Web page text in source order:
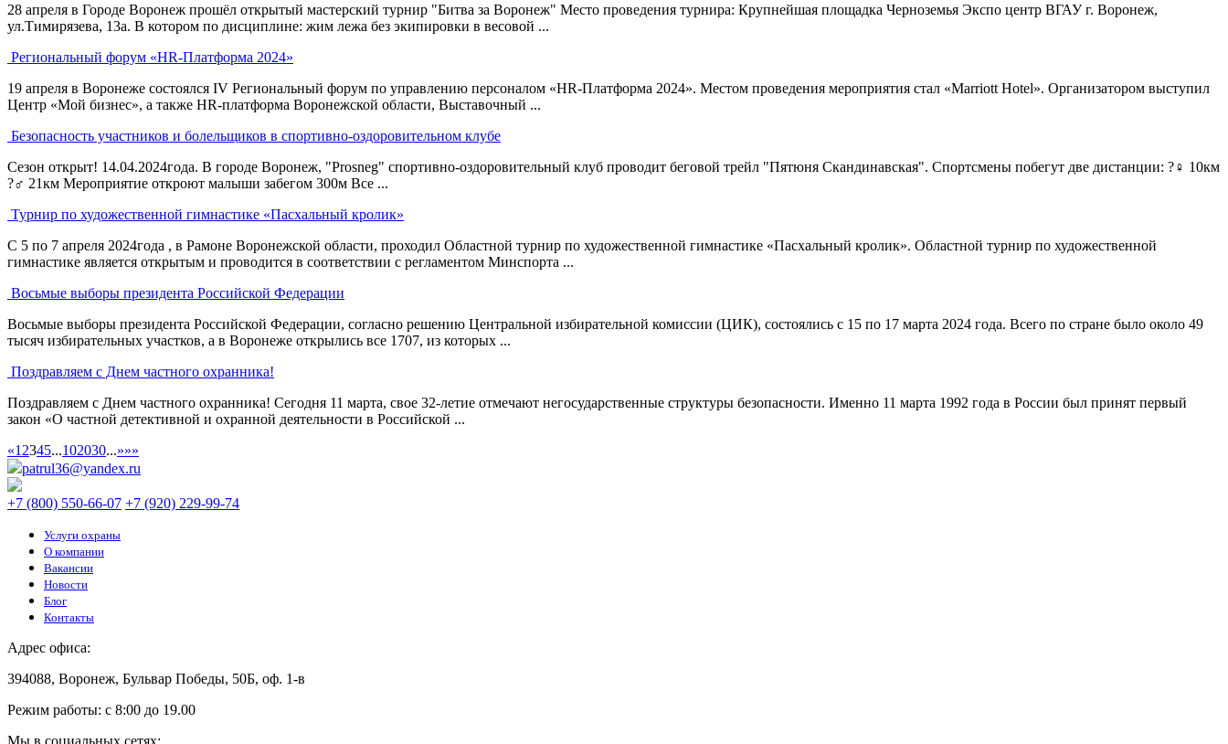
28 апреля в Городе Воронеж прошёл открытый мастерский турнир "Битва за Воронеж" Место проведения турнира: Крупнейшая площадка Черноземья Экспо центр ВГАУ г. Воронеж,
ул.Тимирязева, 13а. В котором по дисциплине: жим лежа без экипировки в весовой ...
Региональный форум «HR-Платформа 2024»
19 апреля в Воронеже состоялся IV Региональный форум по управлению персоналом «HR-Платформа 2024». Местом проведения мероприятия стал «Marriott Hotel». Организатором выступил
Центр «Мой бизнес», а также HR-платформа Воронежской области, Выставочный ...
Безопасность участников и болельщиков в спортивно-оздоровительном клубе
Сезон открыт! 14.04.2024года. В городе Воронеж, "Prosneg" спортивно-оздоровительный клуб проводит беговой трейл "Пятюня Скандинавская". Спортсмены побегут две дистанции: ?‍♀ 10км
?‍♂ 21км Мероприятие откроют малыши забегом 300м Все ...
Турнир по художественной гимнастике «Пасхальный кролик»
С 5 по 7 апреля 2024года , в Рамоне Воронежской области, проходил Областной турнир по художественной гимнастике «Пасхальный кролик». Областной турнир по художественной
гимнастике является открытым и проводится в соответствии с регламентом Минспорта ...
Восьмые выборы президента Российской Федерации
Восьмые выборы президента Российской Федерации, согласно решению Центральной избирательной комиссии (ЦИК), состоялись с 15 по 17 марта 2024 года. Всего по стране было около 49
тысяч избирательных участков, а в Воронеже открылись все 1707, из которых ...
Поздравляем с Днем частного охранника!
Поздравляем с Днем частного охранника! Сегодня 11 марта, свое 32-летие отмечают негосударственные структуры безопасности. Именно 11 марта 1992 года в России был принят первый
закон «О частной детективной и охранной деятельности в Российской ...
«1 2345...102030...»»»
patrul36@yandex.ru
+7 (800) 550-66-07 +7 (920) 229-99-74
Услуги охраны
О компании
Вакансии
Новости
Блог
Контакты
Адрес офиса:
394088, Воронеж, Бульвар Победы, 50Б, оф. 1-в
Режим работы: c 8:00 до 19.00
Мы в социальных сетях: